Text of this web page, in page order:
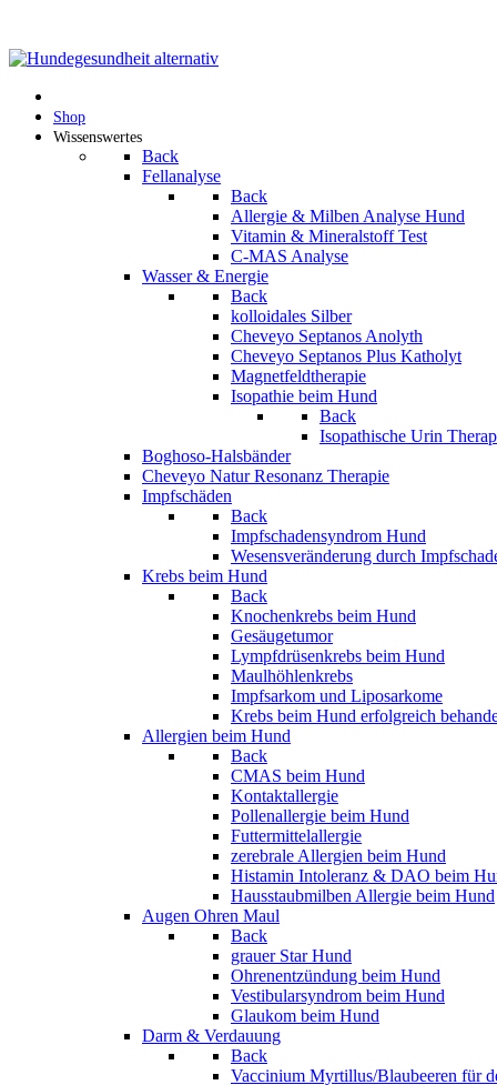
Shop
Wissenswertes
Back
Fellanalyse
Back
Allergie & Milben Analyse Hund
Vitamin & Mineralstoff Test
C-MAS Analyse
Wasser & Energie
Back
kolloidales Silber
Cheveyo Septanos Anolyth
Cheveyo Septanos Plus Katholyt
Magnetfeldtherapie
Isopathie beim Hund
Back
Isopathische Urin
Boghoso-Halsbänder
Cheveyo Natur Resonanz Therapie
Impfschäden
Back
Impfschadensyndrom Hund
Wesensveränderung durch
Krebs beim Hund
Back
Knochenkrebs beim Hund
Gesäugetumor
Lympfdrüsenkrebs beim Hund
Maulhöhlenkrebs
Impfsarkom und Liposarkome
Krebs beim Hund erfolgreich
Allergien beim Hund
Back
CMAS beim Hund
Kontaktallergie
Pollenallergie beim Hund
Futtermittelallergie
zerebrale Allergien beim Hund
Histamin Intoleranz & DAO beim
Hausstaubmilben Allergie beim Hund
Augen Ohren Maul
Back
grauer Star Hund
Ohrenentzündung beim Hund
Vestibularsyndrom beim Hund
Glaukom beim Hund
Darm & Verdauung
Back
Vaccinium Myrtillus/Blaubeeren für